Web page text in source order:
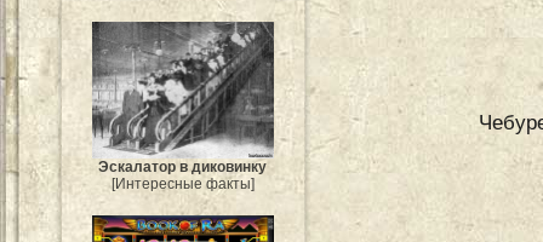
Эскалатор в диковинку
[Интересные факты]